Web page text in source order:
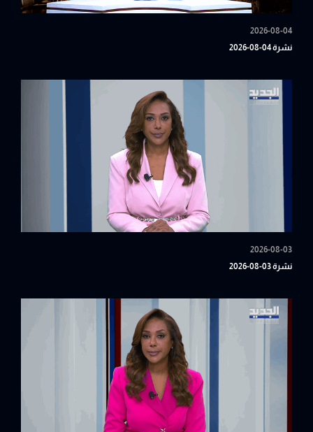
2026-08-04
نشرة 04-08-2026
2026-08-03
نشرة 03-08-2026